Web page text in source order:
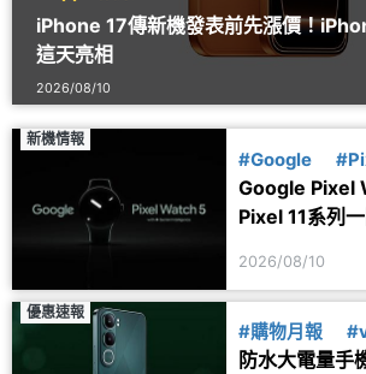
iPhone 17傳新機發表前先漲價！
這天亮相
2026/08/10
新機情報
#Google
Google Pixel
Pixel 11系列
2026/08/10
優惠速報
#購物月報
防水大電量手